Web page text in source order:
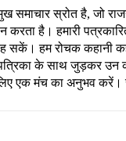
स्रोत है, जो
करता है। हमारी
सकें। हम रोचक कहानी
के साथ जुड़कर उन
एक मंच का अनुभव करें।